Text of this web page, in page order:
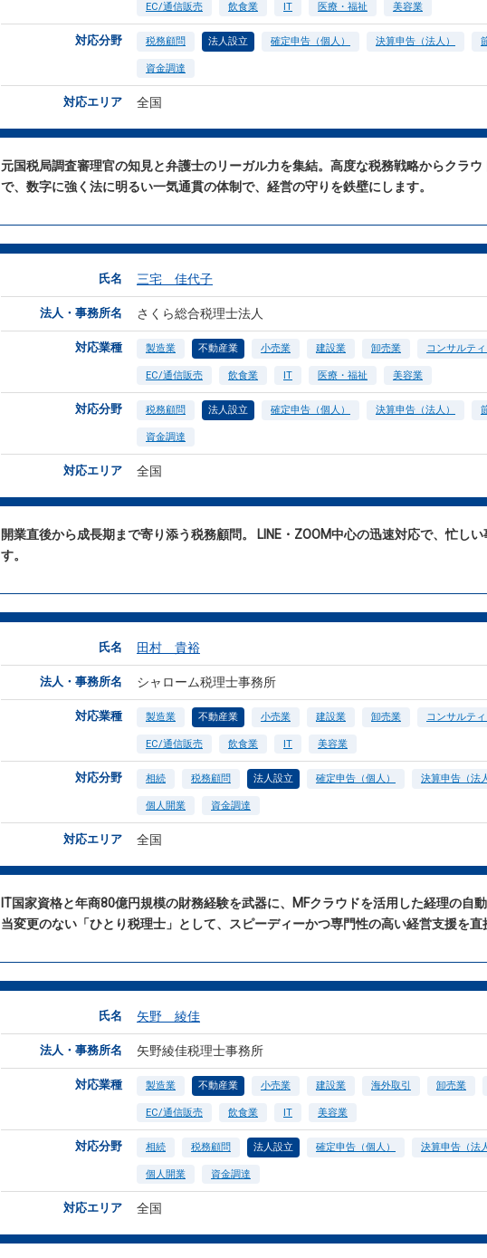
EC/通信販売 飲食業 IT 医療・福祉 美容業
対応分野 税務顧問 法人設立 確定申告（個人） 決算申告（法人）
資金調達
対応エリア 全国
元国税局調査審理官の知見と弁護士のリーガル力を集結。高度な税務戦略からクラウ
で、数字に強く法に明るい一気通貫の体制で、経営の守りを鉄壁にします。
氏名 三宅 佳代子
法人・事務所名 さくら総合税理士法人
対応業種 製造業 不動産業 小売業 建設業 卸売業 コンサルテ
EC/通信販売 飲食業 IT 医療・福祉 美容業
対応分野 税務顧問 法人設立 確定申告（個人） 決算申告（法人）
資金調達
対応エリア 全国
開業直後から成長期まで寄り添う税務顧問。 LINE・ZOOM中心の迅速対応で、忙し
す。
氏名 田村 貴裕
法人・事務所名 シャローム税理士事務所
対応業種 製造業 不動産業 小売業 建設業 卸売業 コンサルテ
EC/通信販売 飲食業 IT 美容業
対応分野 相続 税務顧問 法人設立 確定申告（個人） 決算申告（法
個人開業 資金調達
対応エリア 全国
IT国家資格と年商80億円規模の財務経験を武器に、MFクラウドを活用した経理の自
当変更のない「ひとり税理士」として、スピーディーかつ専門性の高い経営支援を直
氏名 矢野 綾佳
法人・事務所名 矢野綾佳税理士事務所
対応業種 製造業 不動産業 小売業 建設業 海外取引 卸売業
EC/通信販売 飲食業 IT 美容業
対応分野 相続 税務顧問 法人設立 確定申告（個人） 決算申告（法
個人開業 資金調達
対応エリア 全国